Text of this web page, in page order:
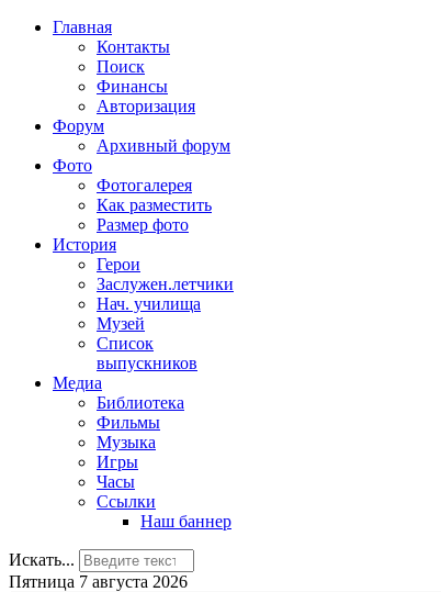
Главная
Контакты
Поиск
Финансы
Авторизация
Форум
Архивный форум
Фото
Фотогалерея
Как разместить
Размер фото
История
Герои
Заслужен.летчики
Нач. училища
Музей
Список
выпускников
Медиа
Библиотека
Фильмы
Музыка
Игры
Часы
Ссылки
Наш баннер
Искать...
Пятница 7 августа 2026